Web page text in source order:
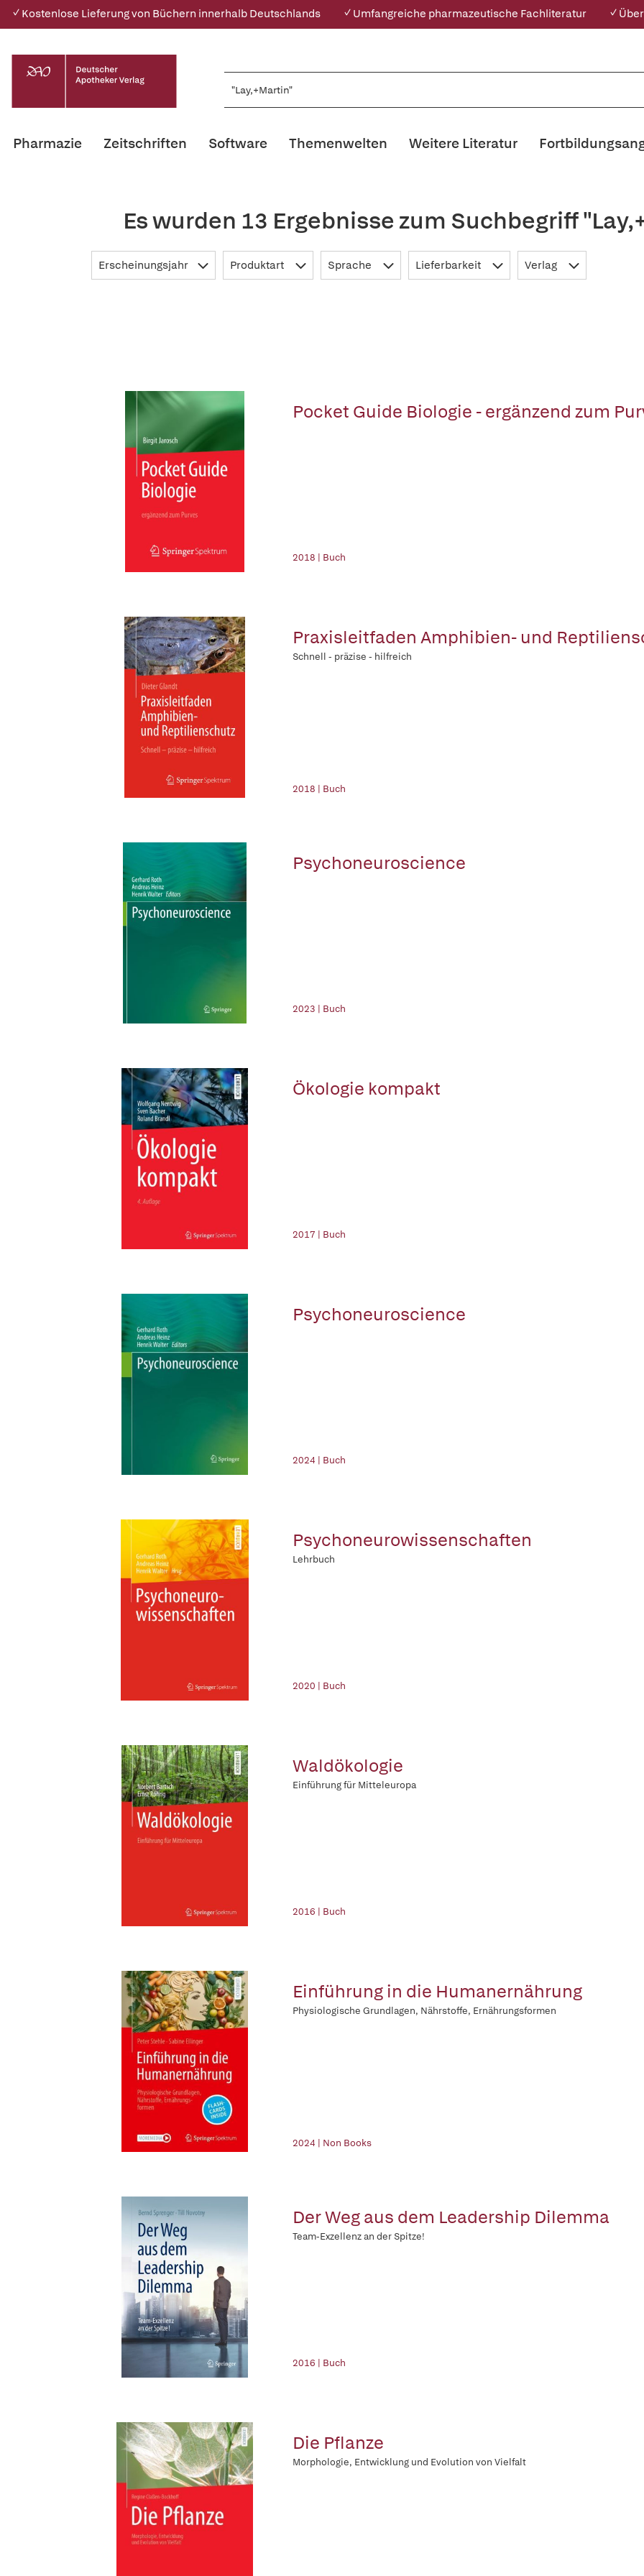
✓ Kostenlose Lieferung von Büchern innerhalb Deutschlands ✓ Umfangreiche pharmazeutische Fachliteratur ✓
Pharmazie Zeitschriften Software Themenwelten Weitere Literatur
Es wurden 13 Ergebnisse zum Suchbegriff
Erscheinungsjahr Produktart Sprache Lieferbarkeit Verlag
Pocket Guide Biologie - ergänzend zum
2018 | Buch
Praxisleitfaden Amphibien- und
Schnell - präzise - hilfreich
2018 | Buch
Psychoneuroscience
2023 | Buch
Ökologie kompakt
2017 | Buch
Psychoneuroscience
2024 | Buch
Psychoneurowissenschaften
Lehrbuch
2020 | Buch
Waldökologie
Einführung für Mitteleuropa
2016 | Buch
Einführung in die Humanernährung
Physiologische Grundlagen, Nährstoffe, Ernährungsformen
2024 | Non Books
Der Weg aus dem Leadership Dilemma
Team-Exzellenz an der Spitze!
2016 | Buch
Die Pflanze
Morphologie, Entwicklung und Evolution von Vielfalt